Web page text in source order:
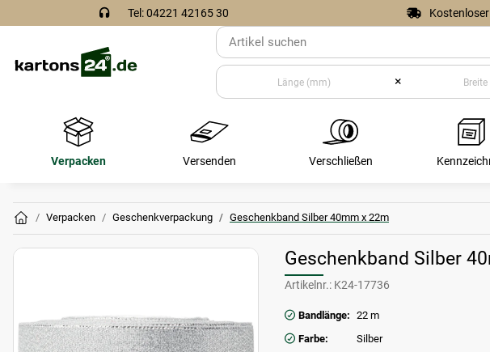
Tel: 04221 42165 30
×
Verpacken Versenden Verschließen
Verpacken Geschenkverpackung Geschenkband Silber 40mm x 22m
Geschenkband Silber
Artikelnr.: K24-17736
Bandlänge: 22 m
Farbe:
Silber